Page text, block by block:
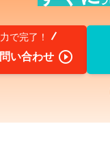
で完了！
い合わせ 